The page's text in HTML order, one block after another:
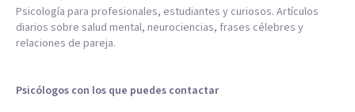
Psicología para profesionales, estudiantes y curiosos. Artículos
diarios sobre salud mental, neurociencias, frases célebres y
relaciones de pareja.
Psicólogos con los que puedes contactar